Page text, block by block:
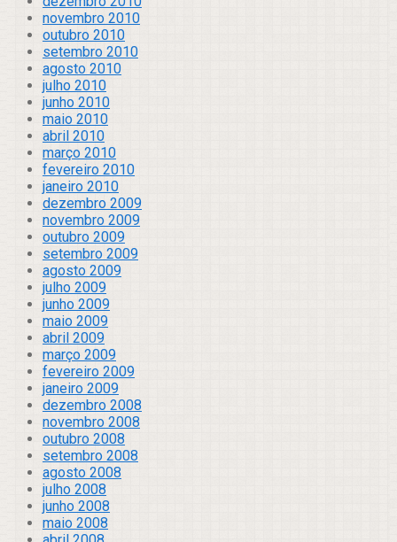
novembro 2010
outubro 2010
setembro 2010
agosto 2010
julho 2010
junho 2010
maio 2010
abril 2010
março 2010
fevereiro 2010
janeiro 2010
dezembro 2009
novembro 2009
outubro 2009
setembro 2009
agosto 2009
julho 2009
junho 2009
maio 2009
abril 2009
março 2009
fevereiro 2009
janeiro 2009
dezembro 2008
novembro 2008
outubro 2008
setembro 2008
agosto 2008
julho 2008
junho 2008
maio 2008